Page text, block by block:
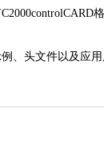
C2000controlCARD
例、头文件以及应